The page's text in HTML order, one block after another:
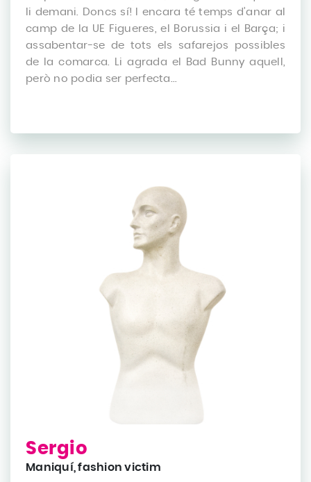
li demani. Doncs sí! I encara té temps d’anar al
camp de la UE Figueres, el Borussia i el Barça; i
assabentar-se de tots els safarejos possibles
de la comarca. Li agrada el Bad Bunny aquell,
però no podia ser perfecta...
Sergio
Maniquí, fashion victim